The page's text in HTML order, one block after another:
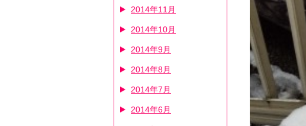
2014年11月
2014年10月
2014年9月
2014年8月
2014年7月
2014年6月